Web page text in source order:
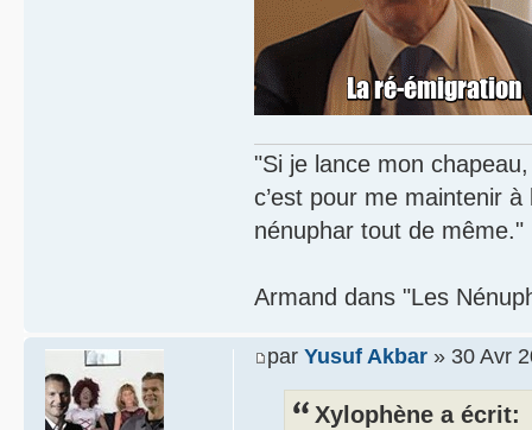
"Si je lance mon
c’est pour me maintenir
nénuphar tout de même."
Armand dans "Les
par Yusuf Akbar » 30 Avr
Xylophène a écrit: